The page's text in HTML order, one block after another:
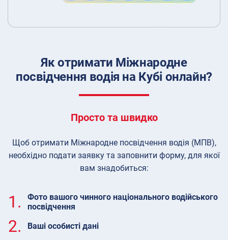
Як отримати Міжнародне
посвідчення водія на Кубі онлайн?
Просто та швидко
Щоб отримати Міжнародне посвідчення водія (МПВ),
необхідно подати заявку та заповнити форму, для якої
вам знадобиться:
1.
Фото вашого чинного національного водійського
посвідчення
2. Ваші особисті дані